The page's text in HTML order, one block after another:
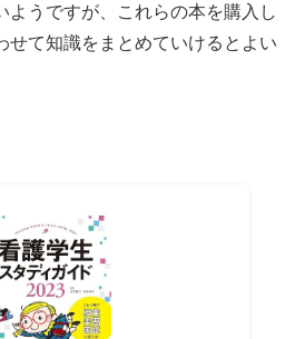
ようですが、これらの本を購入し
せて知識をまとめていけるとよい